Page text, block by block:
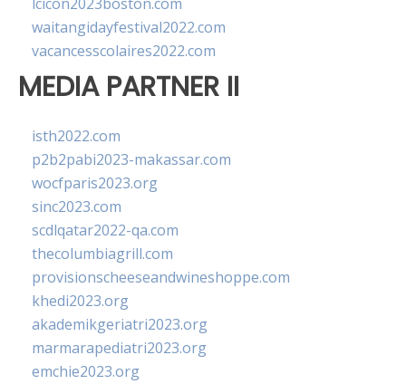
waitangidayfestival2022.com
vacancesscolaires2022.com
MEDIA PARTNER II
isth2022.com
p2b2pabi2023-makassar.com
wocfparis2023.org
sinc2023.com
scdlqatar2022-qa.com
thecolumbiagrill.com
provisionscheeseandwineshoppe.com
khedi2023.org
akademikgeriatri2023.org
marmarapediatri2023.org
emchie2023.org